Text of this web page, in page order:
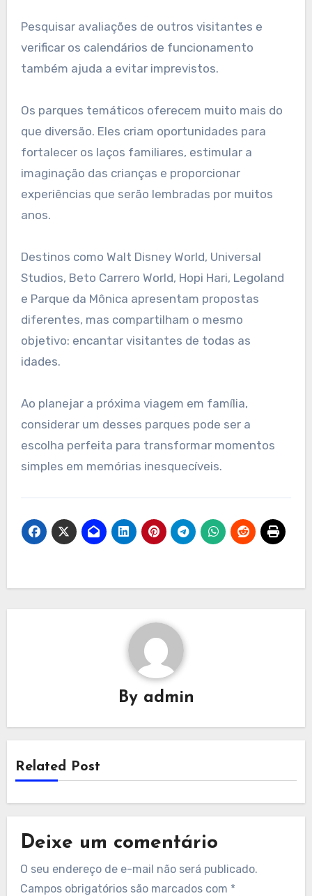
Pesquisar avaliações de outros visitantes e
verificar os calendários de funcionamento
também ajuda a evitar imprevistos.
Os parques temáticos oferecem muito mais do
que diversão. Eles criam oportunidades para
fortalecer os laços familiares, estimular a
imaginação das crianças e proporcionar
experiências que serão lembradas por muitos
anos.
Destinos como Walt Disney World, Universal
Studios, Beto Carrero World, Hopi Hari, Legoland
e Parque da Mônica apresentam propostas
diferentes, mas compartilham o mesmo
objetivo: encantar visitantes de todas as
idades.
Ao planejar a próxima viagem em família,
considerar um desses parques pode ser a
escolha perfeita para transformar momentos
simples em memórias inesquecíveis.
By admin
Related Post
Deixe um comentário
O seu endereço de e-mail não será publicado.
Campos obrigatórios são marcados com *